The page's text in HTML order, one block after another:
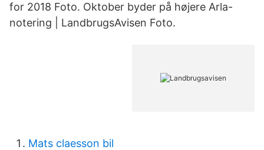
for 2018 Foto. Oktober byder på højere Arla-
notering | LandbrugsAvisen Foto.
Mats claesson bil